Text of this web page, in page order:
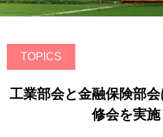
TOPICS
工業部会と金融保険部
修会を実